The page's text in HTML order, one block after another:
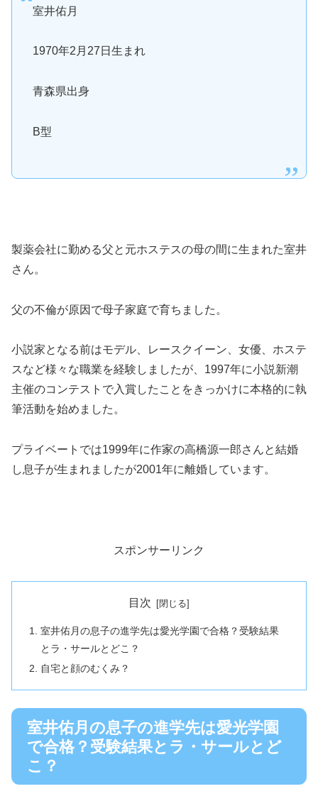
室井佑月
1970年2月27日生まれ
青森県出身
B型
製薬会社に勤める父と元ホステスの母の間に生まれた室井
さん。
父の不倫が原因で母子家庭で育ちました。
小説家となる前はモデル、レースクイーン、女優、ホステ
スなど様々な職業を経験しましたが、1997年に小説新潮
主催のコンテストで入賞したことをきっかけに本格的に執
筆活動を始めました。
プライベートでは1999年に作家の高橋源一郎さんと結婚
し息子が生まれましたが2001年に離婚しています。
スポンサーリンク
目次
室井佑月の息子の進学先は愛光学園で合格？受験結果
とラ・サールとどこ？
自宅と顔のむくみ？
室井佑月の息子の進学先は愛光学園
で合格？受験結果とラ・サールとど
こ？